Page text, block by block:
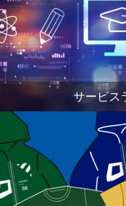
サービス